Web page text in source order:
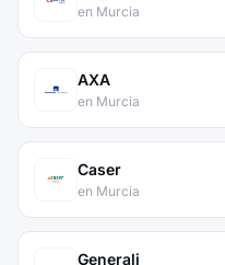
en Murcia
AXA
en Murcia
Caser
en Murcia
Generali